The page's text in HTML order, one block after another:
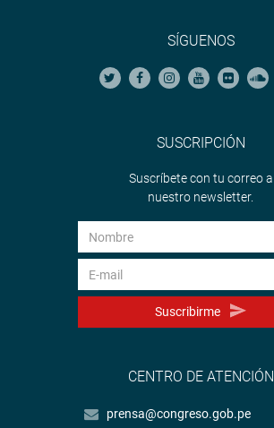
SÍGUENOS
SUSCRIPCIÓN
Suscríbete con tu correo a
nuestro newsletter.
Suscribirme
CENTRO DE ATENCIÓN
prensa@congreso.gob.pe